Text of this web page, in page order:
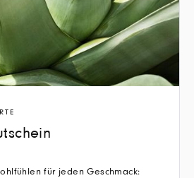
für jeden Geschmack: